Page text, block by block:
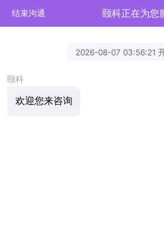
结束沟通 颐科正在为您
2026-08-07 03:56:21
颐科
欢迎您来咨询